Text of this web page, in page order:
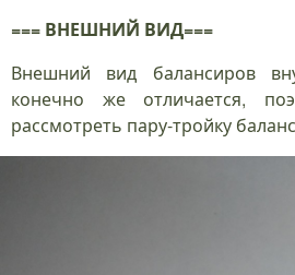
=== ВНЕШНИЙ ВИД===
Внешний вид балансиров
конечно же отличается,
рассмотреть пару-тройку